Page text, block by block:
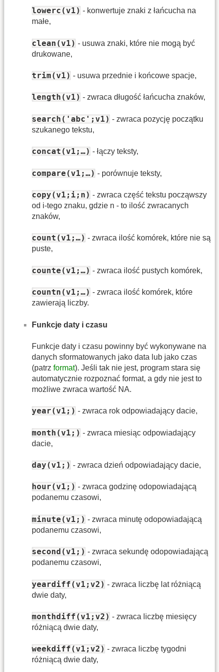
lowerc(v1) - konwertuje znaki z łańcucha na
małe,
clean(v1) - usuwa znaki, które nie mogą być
drukowane,
trim(v1) - usuwa przednie i końcowe spacje,
length(v1) - zwraca długość łańcucha znaków,
search('abc';v1) - zwraca pozycję początku
szukanego tekstu,
concat(v1;…) - łączy teksty,
compare(v1;…) - porównuje teksty,
copy(v1;i;n) - zwraca część tekstu począwszy
od i-tego znaku, gdzie n - to ilość zwracanych
znaków,
count(v1;…) - zwraca ilość komórek, które nie są
puste,
counte(v1;…) - zwraca ilość pustych komórek,
countn(v1;…) - zwraca ilość komórek, które
zawierają liczby.
Funkcje daty i czasu
Funkcje daty i czasu powinny być wykonywane na
danych sformatowanych jako data lub jako czas
(patrz format). Jeśli tak nie jest, program stara się
automatycznie rozpoznać format, a gdy nie jest to
możliwe zwraca wartość NA.
year(v1;) - zwraca rok odpowiadający dacie,
month(v1;) - zwraca miesiąc odpowiadający
dacie,
day(v1;) - zwraca dzień odpowiadający dacie,
hour(v1;) - zwraca godzinę odopowiadającą
podanemu czasowi,
minute(v1;) - zwraca minutę odopowiadającą
podanemu czasowi,
second(v1;) - zwraca sekundę odopowiadającą
podanemu czasowi,
yeardiff(v1;v2) - zwraca liczbę lat różniącą
dwie daty,
monthdiff(v1;v2) - zwraca liczbę miesięcy
różniącą dwie daty,
weekdiff(v1;v2) - zwraca liczbę tygodni
różniącą dwie daty,